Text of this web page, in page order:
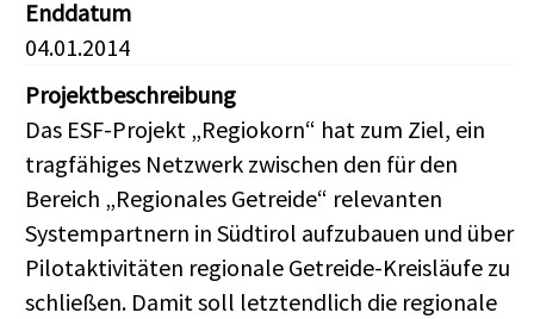
Enddatum
04.01.2014
Projektbeschreibung
Das ESF-Projekt „Regiokorn“ hat zum Ziel, ein
tragfähiges Netzwerk zwischen den für den
Bereich „Regionales Getreide“ relevanten
Systempartnern in Südtirol aufzubauen und über
Pilotaktivitäten regionale Getreide-Kreisläufe zu
schließen. Damit soll letztendlich die regionale